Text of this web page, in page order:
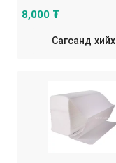
8,000 ₮
Сагсанд хийх